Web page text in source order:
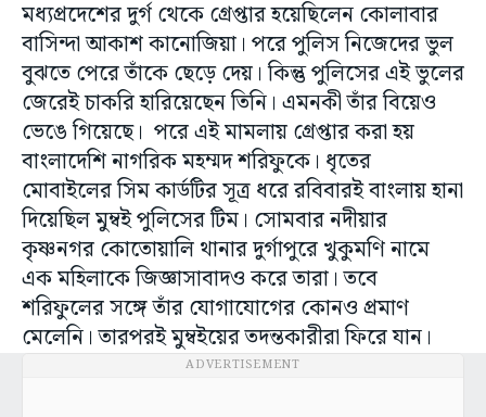
মধ্যপ্রদেশের দুর্গ থেকে গ্রেপ্তার হয়েছিলেন কোলাবার
বাসিন্দা আকাশ কানোজিয়া। পরে পুলিস নিজেদের ভুল
বুঝতে পেরে তাঁকে ছেড়ে দেয়। কিন্তু পুলিসের এই ভুলের
জেরেই চাকরি হারিয়েছেন তিনি। এমনকী তাঁর বিয়েও
ভেঙে গিয়েছে। পরে এই মামলায় গ্রেপ্তার করা হয়
বাংলাদেশি নাগরিক মহম্মদ শরিফুকে। ধৃতের
মোবাইলের সিম কার্ডটির সূত্র ধরে রবিবারই বাংলায় হানা
দিয়েছিল মুম্বই পুলিসের টিম। সোমবার নদীয়ার
কৃষ্ণনগর কোতোয়ালি থানার দুর্গাপুরে খুকুমণি নামে
এক মহিলাকে জিজ্ঞাসাবাদও করে তারা। তবে
শরিফুলের সঙ্গে তাঁর যোগাযোগের কোনও প্রমাণ
মেলেনি। তারপরই মুম্বইয়ের তদন্তকারীরা ফিরে যান।
ADVERTISEMENT